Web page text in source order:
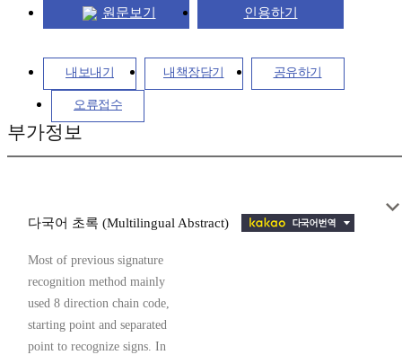
원문보기 인용하기
내보내기 내책장담기 공유하기
오류접수
부가정보
다국어 초록 (Multilingual Abstract)
Most of previous signature
recognition method mainly
used 8 direction chain code,
starting point and separated
point to recognize signs. In